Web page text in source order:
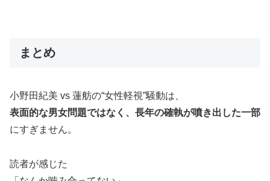
まとめ
小野田紀美 vs 蓮舫の“女性軽視”騒動は、
表面的な男女問題ではなく、長年の確執が噴き出した一部
にすぎません。
読者が感じた